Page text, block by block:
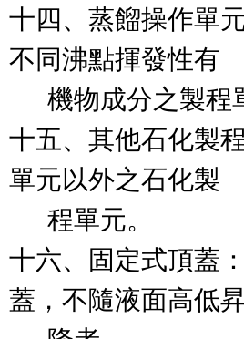
十四、蒸餾操作單
不同沸點揮發性有
機物成分之製程
十五、其他石化製
單元以外之石化製
程單元。
十六、固定式頂蓋
蓋，不隨液面高低